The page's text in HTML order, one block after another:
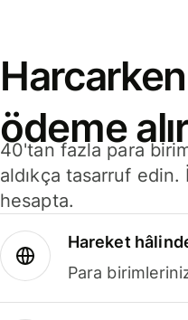
ödeme
40'tan fazla para
aldıkça tasarruf
hesapta.
Hareket
Para